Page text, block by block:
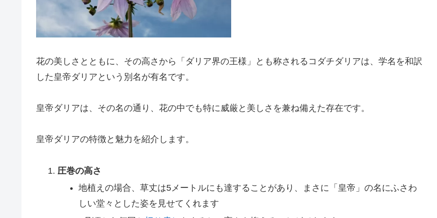
花の美しさとともに、その高さから「ダリア界の王様」とも称されるコダチダリアは、学名を和訳
した皇帝ダリアという別名が有名です。
皇帝ダリアは、その名の通り、花の中でも特に威厳と美しさを兼ね備えた存在です。
皇帝ダリアの特徴と魅力を紹介します。
圧巻の高さ
地植えの場合、草丈は5メートルにも達することがあり、まさに「皇帝」の名にふさわ
しい堂々とした姿を見せてくれます